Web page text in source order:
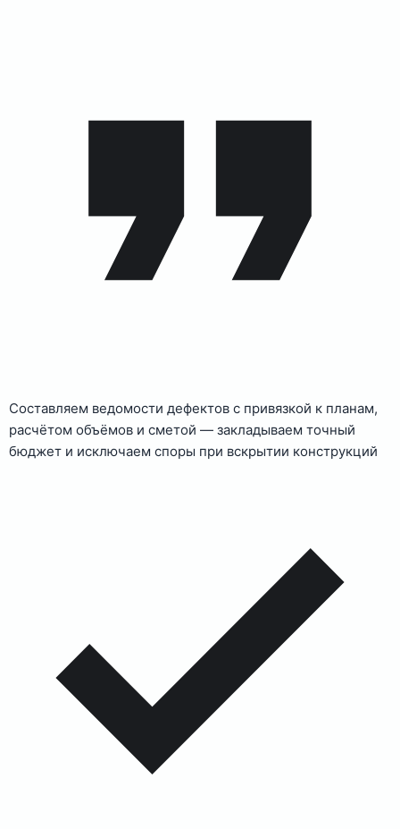
Составляем ведомости дефектов с привязкой к планам,
расчётом объёмов и сметой — закладываем точный
бюджет и исключаем споры при вскрытии конструкций